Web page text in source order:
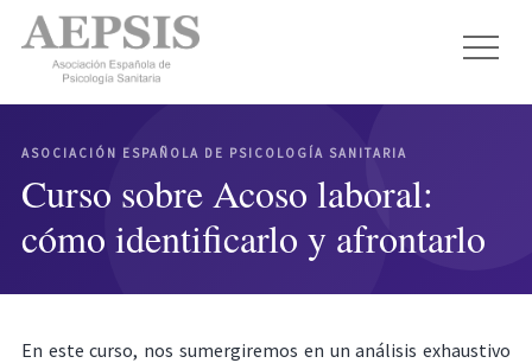
ASOCIACIÓN ESPAÑOLA DE PSICOLOGÍA SANITARIA
Curso sobre Acoso laboral:
cómo identificarlo y afrontarlo
En este curso, nos sumergiremos en un análisis exhaustivo